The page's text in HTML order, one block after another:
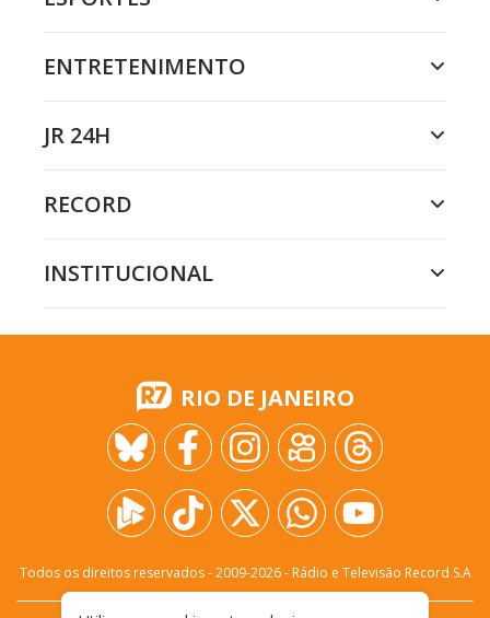
ENTRETENIMENTO
JR 24H
RECORD
INSTITUCIONAL
RIO DE JANEIRO
Todos os direitos reservados - 2009-2026- Rádio e Televisão Record S.A